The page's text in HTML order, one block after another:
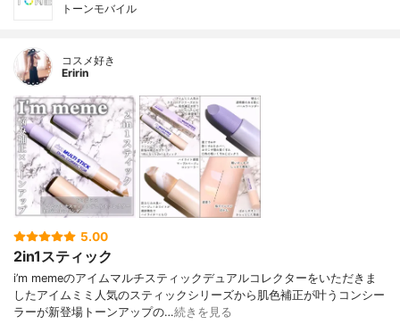
トーンモバイル
コスメ好き
Eririn
5.00
2in1スティック
i’m memeのアイムマルチスティックデュアルコレクターをいただきま
したアイムミミ人気のスティックシリーズから肌色補正が叶うコンシー
ラーが新登場トーンアップの…続きを見る